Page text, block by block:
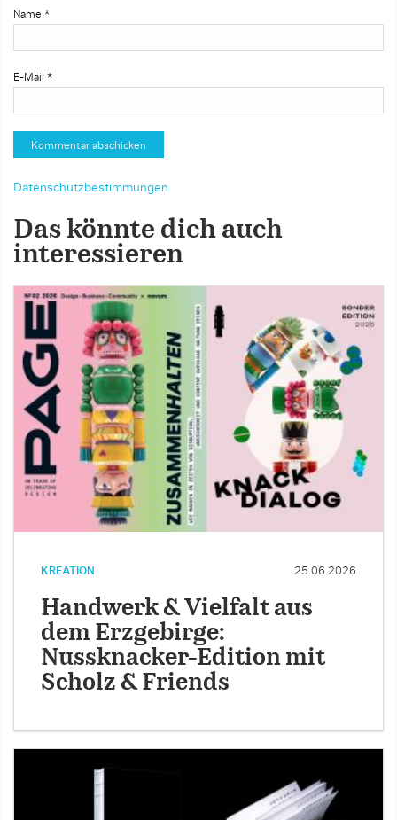
Name *
E-Mail *
Datenschutzbestimmungen
Das könnte dich auch
interessieren
KREATION 25.06.2026
Handwerk & Vielfalt aus
dem Erzgebirge:
Nussknacker-Edition mit
Scholz & Friends